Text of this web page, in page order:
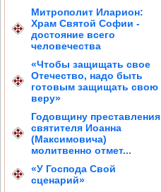
Митрополит Иларион:
Храм Святой Софии -
достояние всего
человечества
«Чтобы защищать свое
Отечество, надо быть
готовым защищать свою
веру»
Годовщину преставления
святителя Иоанна
(Максимовича)
молитвенно отмет...
«У Господа Свой
сценарий»